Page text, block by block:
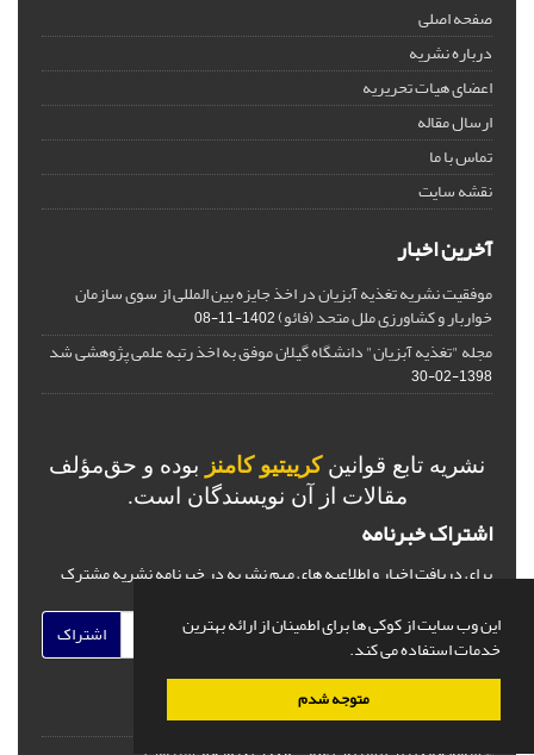
این وب سایت از کوکی ها برای اطمینان از ارائه بهترین
خدمات استفاده می کند.
متوجه شدم
صفحه اصلی
درباره نشریه
اعضای هیات تحریریه
ارسال مقاله
تماس با ما
نقشه سایت
آخرین اخبار
موفقیت نشریه تغذیه آبزیان در اخذ جایزه بین المللی از سوی سازمان
خواربار و کشاورزی ملل متحد (فائو)1402-11-08
مجله "تغذیه آبزیان" دانشگاه گیلان موفق به اخذ رتبه علمی پژوهشی شد
1398-02-30
نشریه تابع قوانینکرییتیو کامنز بوده و حق‌مؤلف
مقالات از آن نویسندگان است.
اشتراک خبرنامه
برای دریافت اخبار و اطلاعیه های مهم نشریه در خبرنامه نشریه مشترک
اشتراک